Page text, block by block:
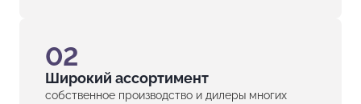
02
Широкий ассортимент
собственное производство и дилеры многих